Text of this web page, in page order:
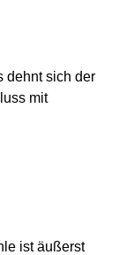
dehnt sich der
mit
ist äußerst